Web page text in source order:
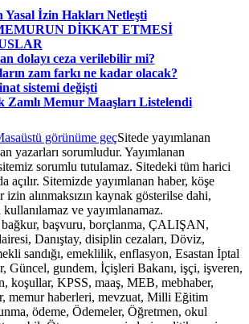
İzin Hakları Netleşti
DİKKAT ETMESİ
dolayı ceza verilebilir mi?
zam farkı ne kadar olacak?
sistemi değişti
Zamlı Memur Maaşları Listelendi
görünüme geçSitede yayımlanan
yazarları sorumludur. Yayımlanan
sorumlu tutulamaz. Sitedeki tüm harici
açılır. Sitemizde yayımlanan haber, köşe
izin alınmaksızın kaynak gösterilse dahi,
ve yayımlanamaz.
başvuru, borçlanma, ÇALIŞAN,
Danıştay, disiplin cezaları, Döviz,
sandığı, emeklilik, enflasyon, Esastan İptal
Güncel, gundem, İçişleri Bakanı, işçi, işveren,
koşullar, KPSS, maaş, MEB, mebhaber,
memur haberleri, mevzuat, Milli Eğitim
ödeme, Ödemeler, Öğretmen, okul